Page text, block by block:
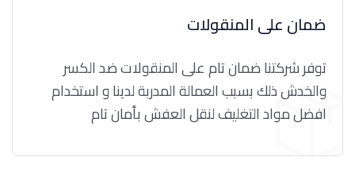
ضمان على المنقولات
توفر شركتنا ضمان تام على المنقولات ضد الكسر
والخدش ذلك بسبب العمالة المدربة لدينا و استخدام
افضل مواد التغليف لنقل العفش بأمان تام